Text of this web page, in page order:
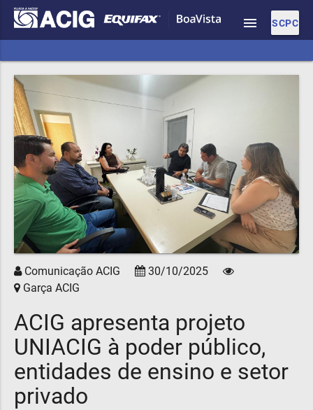
SCPC
menu
Comunicação ACIG
30/10/2025
Garça ACIG
ACIG apresenta projeto
UNIACIG à poder público,
entidades de ensino e setor
privado